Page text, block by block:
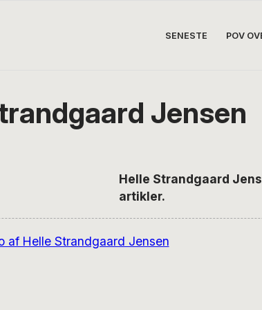
SENESTE POV
Jensen
Helle Strandgaard
artikler.